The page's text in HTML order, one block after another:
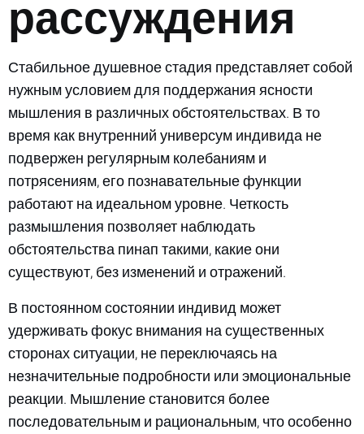
рассуждения
Стабильное душевное стадия представляет собой
нужным условием для поддержания ясности
мышления в различных обстоятельствах. В то
время как внутренний универсум индивида не
подвержен регулярным колебаниям и
потрясениям, его познавательные функции
работают на идеальном уровне. Четкость
размышления позволяет наблюдать
обстоятельства пинап такими, какие они
существуют, без изменений и отражений.
В постоянном состоянии индивид может
удерживать фокус внимания на существенных
сторонах ситуации, не переключаясь на
незначительные подробности или эмоциональные
реакции. Мышление становится более
последовательным и рациональным, что особенно